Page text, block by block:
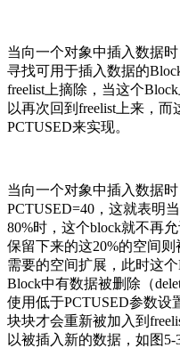
当向一个对象中插入数据
寻找可用于插入数据的
freelist上摘除，当这个
以再次回到freelist上来，
PCTUSED来实现。
当向一个对象中插入数据时
PCTUSED=40，这就表明
80%时，这个block就不再
保留下来的这20%的空间
需要的空间扩展，此时这
Block中有数据被删除（
使用低于PCTUSED参数设
块块才会重新被加入到
以被插入新的数据，如图5-